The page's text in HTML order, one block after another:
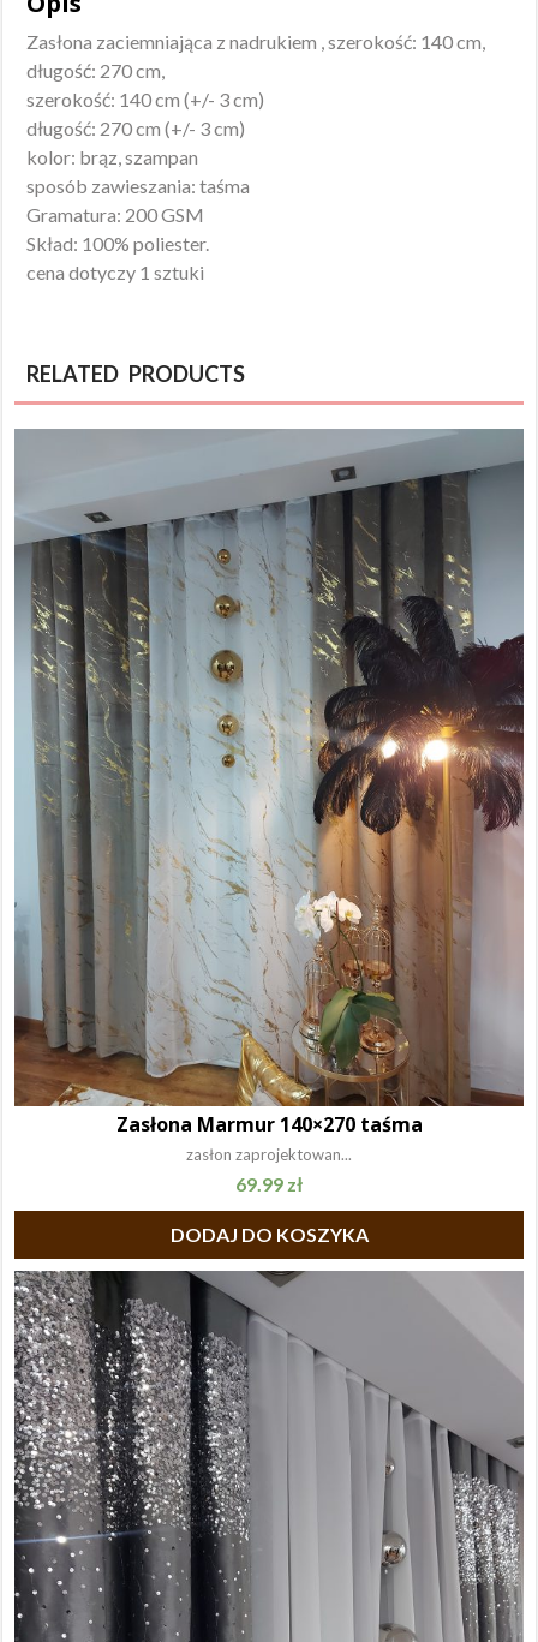
Zasłona zaciemniająca z nadrukiem , szerokość: 140 cm,
długość: 270 cm,
szerokość: 140 cm (+/- 3 cm)
długość: 270 cm (+/- 3 cm)
kolor: brąz, szampan
sposób zawieszania: taśma
Gramatura: 200 GSM
Skład: 100% poliester.
cena dotyczy 1 sztuki
RELATED PRODUCTS
Zasłona Marmur 140×270 taśma
zasłon zaprojektowan...
69.99 zł
DODAJ DO KOSZYKA